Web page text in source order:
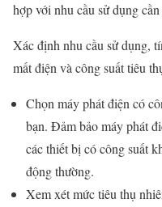
hợp với nhu cầu sử dụng
Xác định nhu cầu sử dụng,
mất điện và công suất tiêu
Chọn máy phát điện có
bạn. Đảm bảo máy phát
các thiết bị có công suất
động thường.
Xem xét mức tiêu thụ